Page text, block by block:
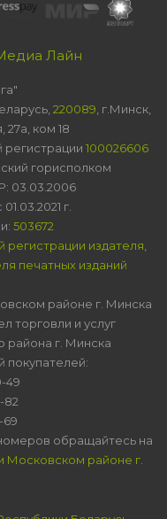
Лайн
220089 , г.Минск,
ком 18
регистрации 100026606
горисполком
03.03.2006
г.
503672
издателя,
печатных изданий
районе г. Минска
торговли и услуг
района г. Минска
покупателей:
49
82
69
обращайтесь на
Московском районе г.